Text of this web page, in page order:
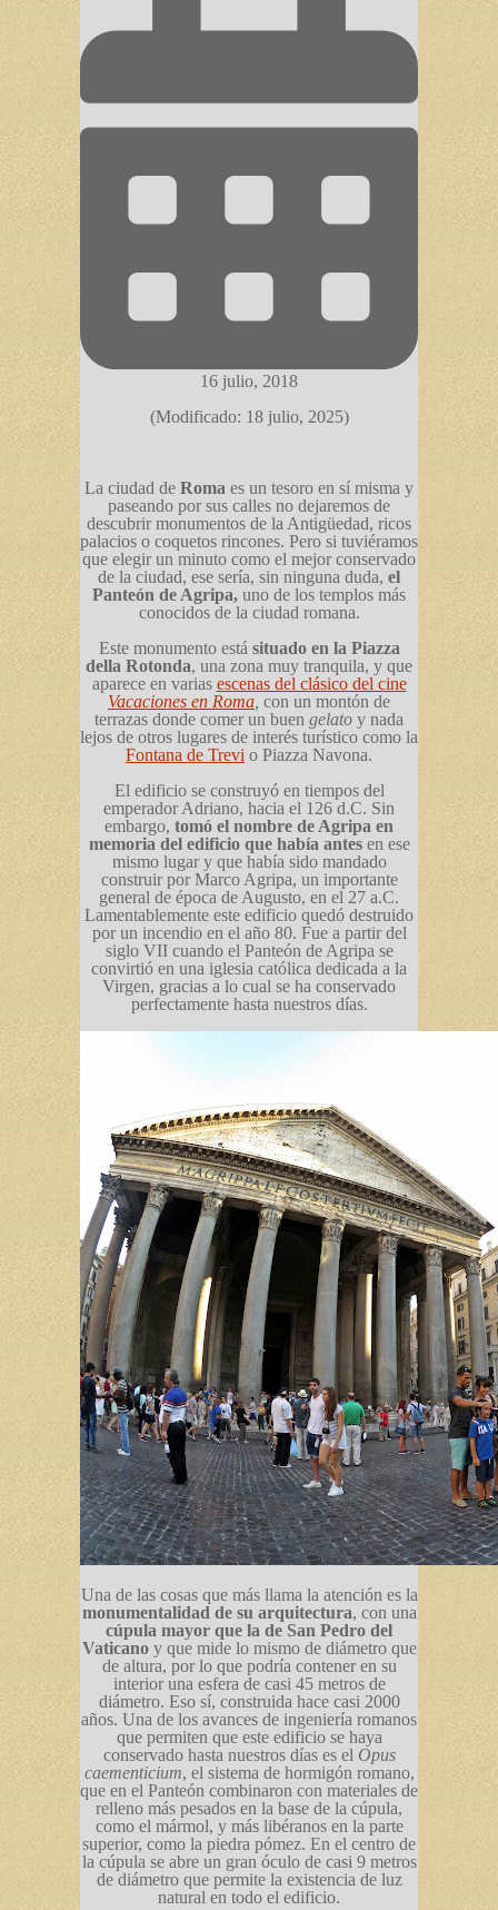
16 julio, 2018
(Modificado: 18 julio, 2025)
La ciudad de Roma es un tesoro en sí misma y
paseando por sus calles no dejaremos de
descubrir monumentos de la Antigüedad, ricos
palacios o coquetos rincones. Pero si tuviéramos
que elegir un minuto como el mejor conservado
de la ciudad, ese sería, sin ninguna duda, el
Panteón de Agripa, uno de los templos más
conocidos de la ciudad romana.
Este monumento está situado en la Piazza
della Rotonda, una zona muy tranquila, y que
aparece en varias escenas del clásico del cine
Vacaciones en Roma con un montón de
terrazas donde comer un buen gelato y nada
lejos de otros lugares de interés turístico como la
Fontana de Trevi o Piazza Navona.
El edificio se construyó en tiempos del
emperador Adriano, hacia el 126 d.C. Sin
embargo, tomó el nombre de Agripa en
memoria del edificio que había antesen ese
mismo lugar y que había sido mandado
construir por Marco Agripa, un importante
general de época de Augusto, en el 27 a.C.
Lamentablemente este edificio quedó destruido
por un incendio en el año 80. Fue a partir del
siglo VII cuando el Panteón de Agripa se
convirtió en una iglesia católica dedicada a la
Virgen, gracias a lo cual se ha conservado
perfectamente hasta nuestros días.
Una de las cosas que más llama la atención es la
monumentalidad de su arquitectura, con una
cúpula mayor que la de San Pedro del
Vaticanoy que mide lo mismo de diámetro que
de altura, por lo que podría contener en su
interior una esfera de casi 45 metros de
diámetro. Eso sí, construida hace casi 2000
años. Una de los avances de ingeniería romanos
que permiten que este edificio se haya
conservado hasta nuestros días es el Opus
caementicium, el sistema de hormigón romano,
que en el Panteón combinaron con materiales de
relleno más pesados en la base de la cúpula,
como el mármol, y más libéranos en la parte
superior, como la piedra pómez. En el centro de
la cúpula se abre un gran óculo de casi 9 metros
de diámetro que permite la existencia de luz
natural en todo el edificio.